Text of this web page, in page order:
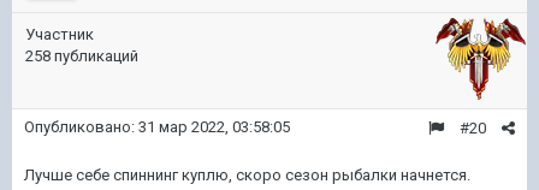
Участник
258 публикаций
#20
Опубликовано: 31 мар 2022, 03:58:05
Лучше себе спиннинг куплю, скоро сезон рыбалки начнется.